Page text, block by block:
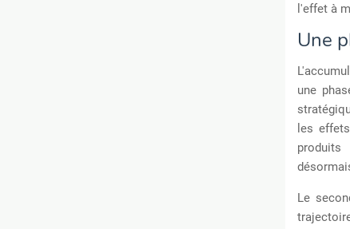
l'effet à
Une
une
les
Le